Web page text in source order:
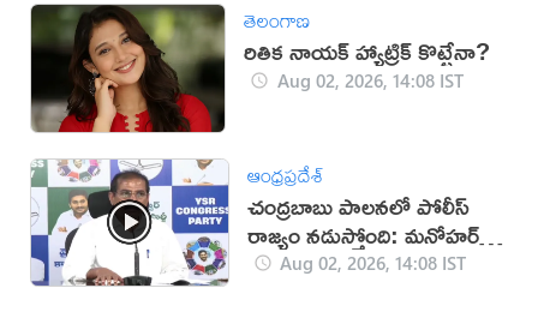
తెలంగాణ
రితిక నాయక్ హ్యాట్రిక్ కొట్టేనా?
Aug 02, 2026, 14:08 IST
ఆంధ్రప్రదేశ్
చంద్రబాబు పాలనలో పోలీస్
రాజ్యం నడుస్తోంది: మనోహర్
రెడ్డి Aug 02, 2026, 14:08 IST